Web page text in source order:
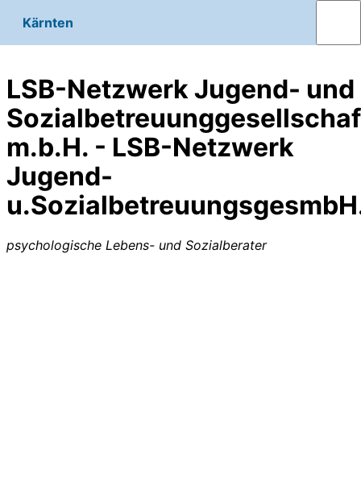
Kärnten
LSB-Netzwerk Jugend- und
m.b.H. - LSB-Netzwerk
Jugend-
psychologische Lebens- und Sozialberater